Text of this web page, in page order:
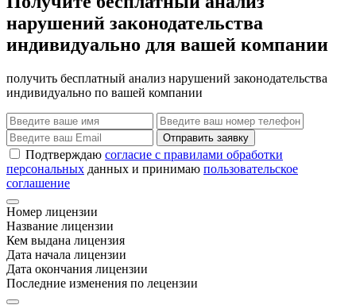
нарушений законодательства
индивидуально для вашей компании
получить бесплатный анализ нарушений законодательства
индивидуально по вашей компании
Отправить заявку
Подтверждаю согласие с правилами обработки
персональных данных и принимаю пользовательское
соглашение
Номер лицензии
Название лицензии
Кем выдана лицензия
Дата начала лицензии
Дата окончания лицензии
Последние изменения по лецензии